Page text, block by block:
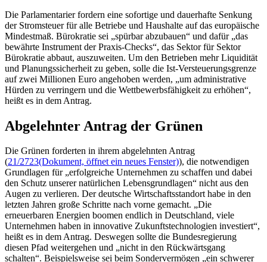
Die Parlamentarier fordern eine sofortige und dauerhafte Senkung
der Stromsteuer für alle Betriebe und Haushalte auf das europäische
Mindestmaß. Bürokratie sei „spürbar abzubauen“ und dafür „das
bewährte Instrument der Praxis-Checks“, das Sektor für Sektor
Bürokratie abbaut, auszuweiten. Um den Betrieben mehr Liquidität
und Planungssicherheit zu geben, solle die Ist-Versteuerungsgrenze
auf zwei Millionen Euro angehoben werden, „um administrative
Hürden zu verringern und die Wettbewerbsfähigkeit zu erhöhen“,
heißt es in dem Antrag.
Abgelehnter Antrag der Grünen
Die Grünen forderten in ihrem abgelehnten Antrag
(21/2723(Dokument, öffnet ein neues Fenster)), die notwendigen
Grundlagen für „erfolgreiche Unternehmen zu schaffen und dabei
den Schutz unserer natürlichen Lebensgrundlagen“ nicht aus den
Augen zu verlieren. Der deutsche Wirtschaftsstandort habe in den
letzten Jahren große Schritte nach vorne gemacht. „Die
erneuerbaren Energien boomen endlich in Deutschland, viele
Unternehmen haben in innovative Zukunftstechnologien investiert“,
heißt es in dem Antrag. Deswegen sollte die Bundesregierung
diesen Pfad weitergehen und „nicht in den Rückwärtsgang
schalten“. Beispielsweise sei beim Sondervermögen „ein schwerer